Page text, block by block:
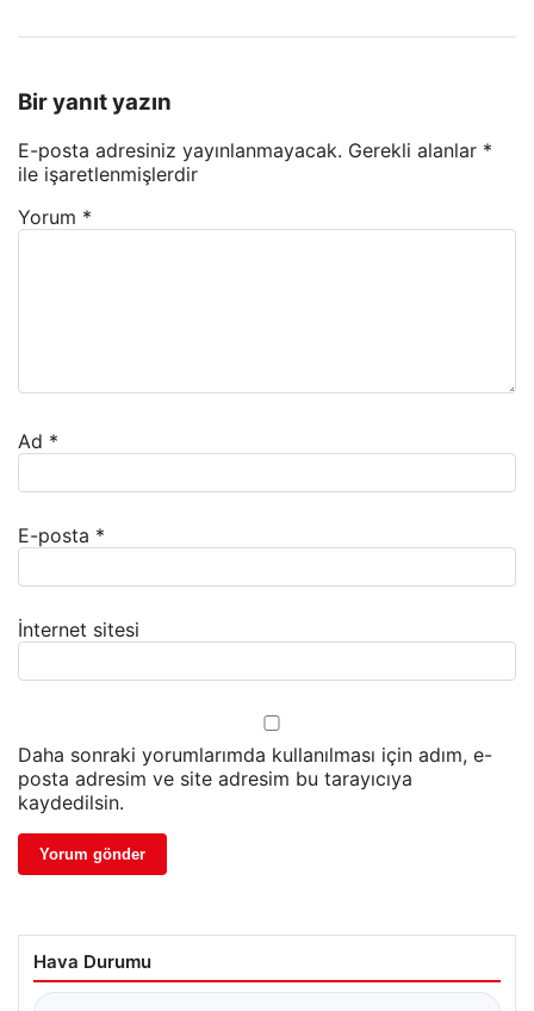
Bir yanıt yazın
E-posta adresiniz yayınlanmayacak. Gerekli alanlar *
ile işaretlenmişlerdir
Yorum *
Ad *
E-posta *
İnternet sitesi
Daha sonraki yorumlarımda kullanılması için adım, e-
posta adresim ve site adresim bu tarayıcıya
kaydedilsin.
Hava Durumu